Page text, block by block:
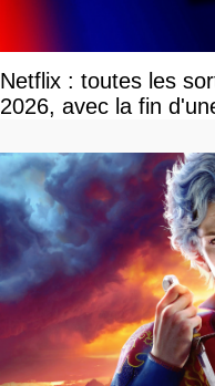
Netflix : toutes les
2026, avec la fin